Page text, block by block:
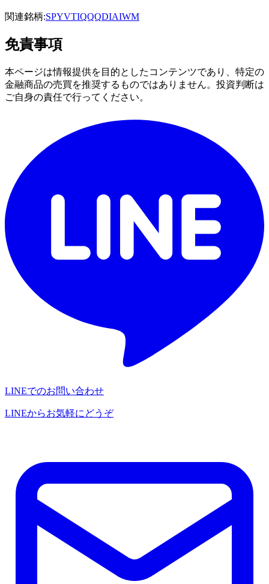
関連銘柄:SPYVTIQQQDIAIWM
免責事項
本ページは情報提供を目的としたコンテンツであり、特定の
金融商品の売買を推奨するものではありません。投資判断は
ご自身の責任で行ってください。
LINEでのお問い合わせ
LINEからお気軽にどうぞ